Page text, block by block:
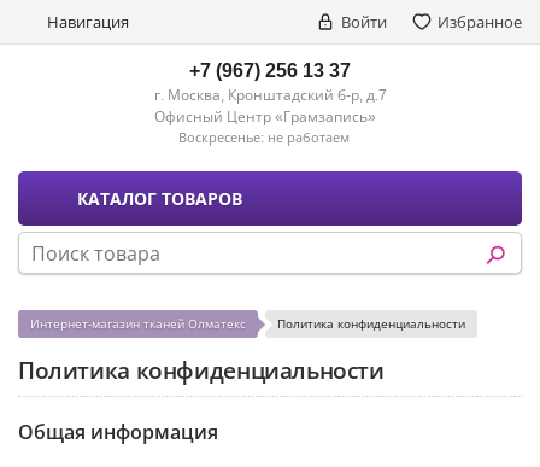
Навигация Войти Избранное
+7 (967) 256 13 37
г. Москва, Кронштадский б-р, д.7
Офисный Центр «Грамзапись»
Воскресенье: не работаем
КАТАЛОГ ТОВАРОВ
Интернет-магазин тканей Олматекс Политика конфиденциальности
Политика конфиденциальности
Общая информация